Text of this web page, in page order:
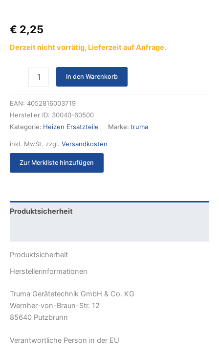
€ 2,25
Derzeit nicht vorrätig, Lieferzeit auf Anfrage.
In den Warenkorb
EAN: 4052816003719
Hersteller ID: 30040-60500
Kategorie: Heizen Ersatzteile Marke: truma
inkl. MwSt. zzgl. Versandkosten
Zur Merkliste hinzufügen
Produktsicherheit
Produktsicherheit
Herstellerinformationen
Truma Gerätetechnik GmbH & Co. KG
Wernher-von-Braun-Str. 12
85640 Putzbrunn
Verantwortliche Person in der EU